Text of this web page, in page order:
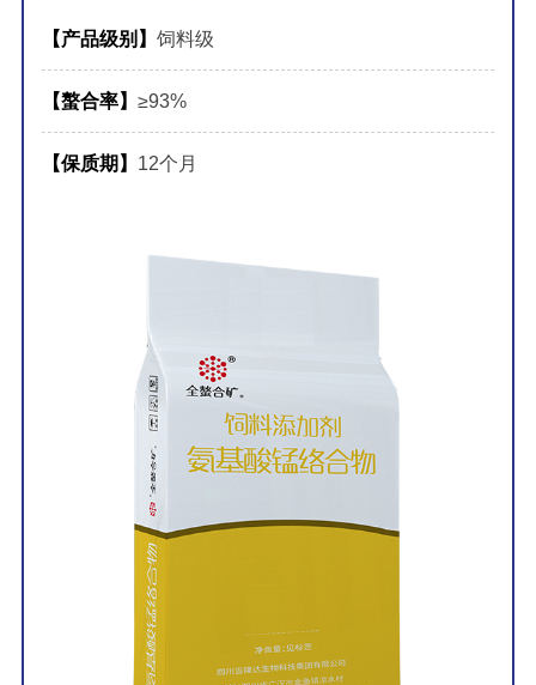
【产品级别】 饲料级
【螯合率】 ≥93%
【保质期】 12个月